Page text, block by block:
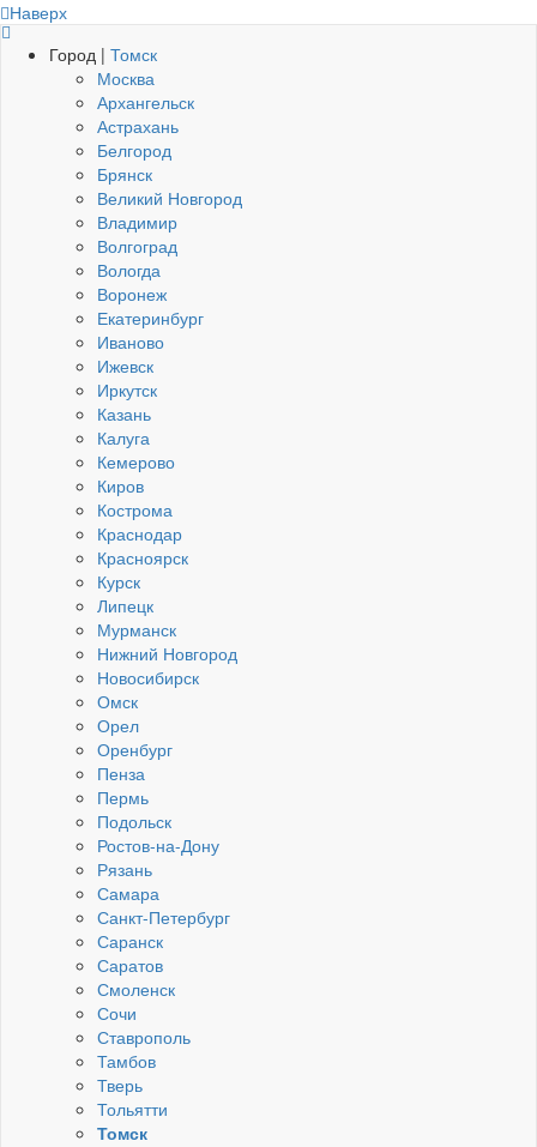
Наверх
Город | Томск
Москва
Архангельск
Астрахань
Белгород
Брянск
Великий Новгород
Владимир
Волгоград
Вологда
Воронеж
Екатеринбург
Иваново
Ижевск
Иркутск
Казань
Калуга
Кемерово
Киров
Кострома
Краснодар
Красноярск
Курск
Липецк
Мурманск
Нижний Новгород
Новосибирск
Омск
Орел
Оренбург
Пенза
Пермь
Подольск
Ростов-на-Дону
Рязань
Самара
Санкт-Петербург
Саранск
Саратов
Смоленск
Сочи
Ставрополь
Тамбов
Тверь
Тольятти
Томск